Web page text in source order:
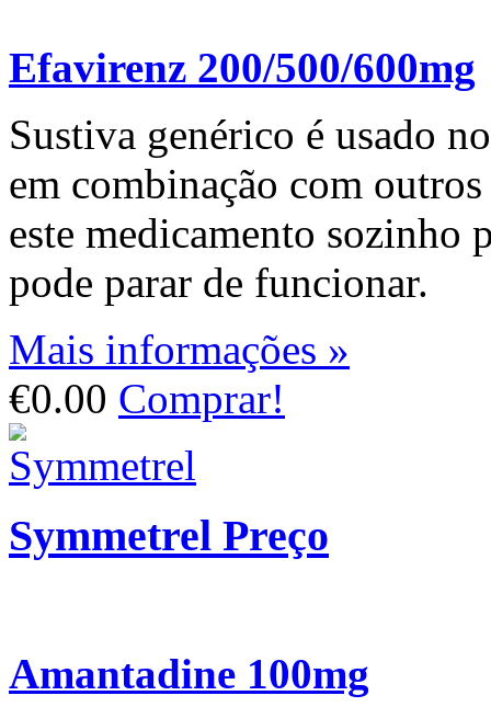
Efavirenz 200/500/600mg
Sustiva genérico é usado
em combinação com
este medicamento sozinho
pode parar de funcionar.
Mais informações »
€0.00 Comprar!
Symmetrel Preço
Amantadine 100mg